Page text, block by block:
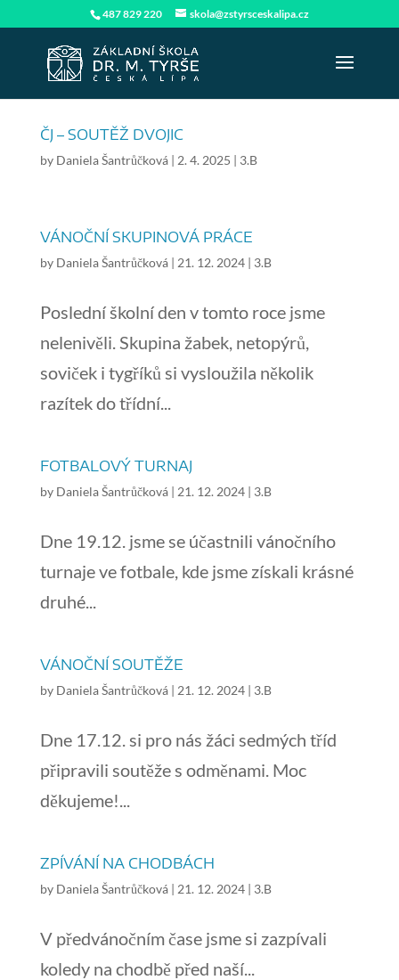
487 829 220 skola@zstyrsceskalipa.cz
ČJ – SOUTĚŽ DVOJIC
by Daniela Šantrůčková| 2. 4. 2025 | 3.B
VÁNOČNÍ SKUPINOVÁ PRÁCE
by Daniela Šantrůčková| 21. 12. 2024| 3.B
Poslední školní den v tomto roce jsme
nelenivěli. Skupina žabek, netopýrů,
soviček i tygříků si vysloužila několik
razítek do třídní...
FOTBALOVÝ TURNAJ
by Daniela Šantrůčková| 21. 12. 2024| 3.B
Dne 19.12. jsme se účastnili vánočního
turnaje ve fotbale, kde jsme získali krásné
druhé...
VÁNOČNÍ SOUTĚŽE
by Daniela Šantrůčková| 21. 12. 2024| 3.B
Dne 17.12. si pro nás žáci sedmých tříd
připravili soutěže s odměnami. Moc
děkujeme!...
ZPÍVÁNÍ NA CHODBÁCH
by Daniela Šantrůčková| 21. 12. 2024| 3.B
V předvánočním čase jsme si zazpívali
koledy na chodbě před naší...